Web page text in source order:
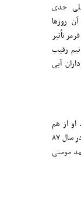
جدی
روز‌ها
تأثیر
رقیب
آبی
کرد. او از هم
دانشکده‌ای‌اش خواستگاری کرد تا در نهایت در سال ۸۷
مومنی